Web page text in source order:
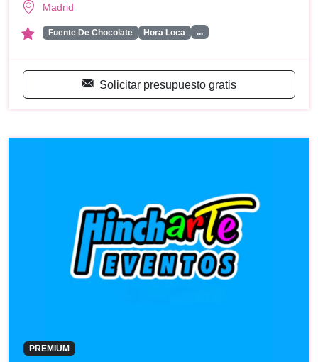
Madrid
Fuente De Chocolate Hora Loca ...
Solicitar presupuesto gratis
PREMIUM